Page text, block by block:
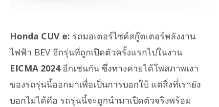
Honda CUV e: รถมอเตอร์ไซค์สกู๊ตเตอร์พลังงาน
ไฟฟ้า BEV อีกรุ่นที่ถูกเปิดตัวครั้งแรกไปในงาน
EICMA 2024อีกเช่นกัน ซึ่งทางค่ายได้โพสภาพเงา
ของรถรุ่นนี้ออกมาเพื่อเป็นการบอกใบ้ แต่สิ่งที่เรายัง
บอกไม่ได้คือ รถรุ่นนี้จะถูกนำมาเปิดตัวจริงพร้อม